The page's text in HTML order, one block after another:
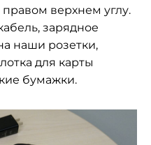
верхнем углу.
зарядное
наши розетки,
для карты
бумажки.